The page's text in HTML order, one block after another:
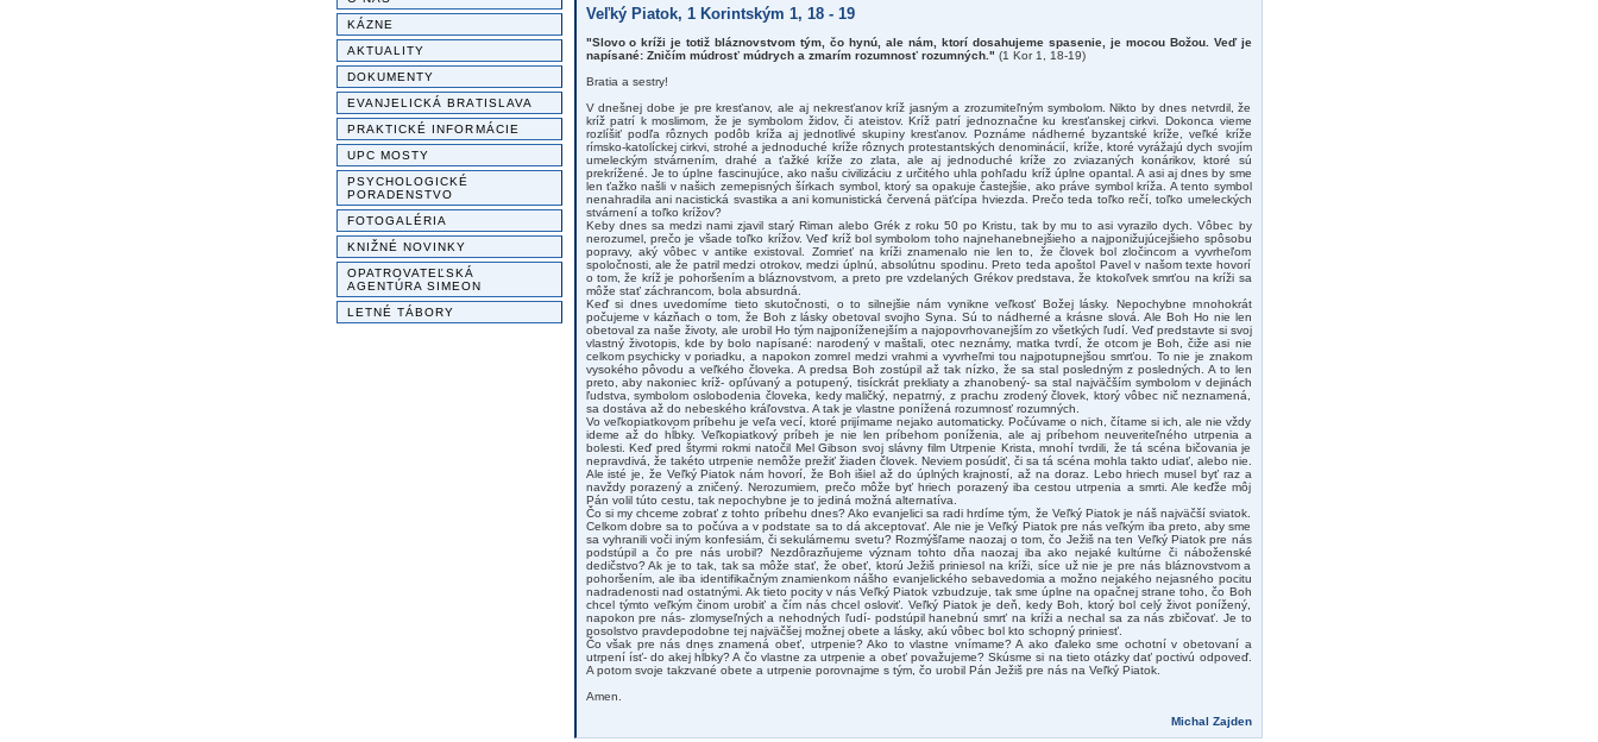
KÁZNE
AKTUALITY
DOKUMENTY
EVANJELICKÁ BRATISLAVA
PRAKTICKÉ INFORMÁCIE
UPC MOSTY
PSYCHOLOGICKÉ
PORADENSTVO
FOTOGALÉRIA
KNIŽNÉ NOVINKY
OPATROVATEĽSKÁ
AGENTÚRA SIMEON
LETNÉ TÁBORY
Veľký Piatok, 1 Korintským 1, 18 - 19
"Slovo o kríži je totiž bláznovstvom tým, čo hynú, ale nám, ktorí dosahujeme spasenie, je mocou Božou. Veď je
napísané: Zničím múdrosť múdrych a zmarím rozumnosť rozumných." (1 Kor 1, 18-19)
Bratia a sestry!
V dnešnej dobe je pre kresťanov, ale aj nekresťanov kríž jasným a zrozumiteľným symbolom. Nikto by dnes netvrdil, že
kríž patrí k moslimom, že je symbolom židov, či ateistov. Kríž patrí jednoznačne ku kresťanskej cirkvi. Dokonca vieme
rozlíšiť podľa rôznych podôb kríža aj jednotlivé skupiny kresťanov. Poznáme nádherné byzantské kríže, veľké kríže
rímsko-katolíckej cirkvi, strohé a jednoduché kríže rôznych protestantských denominácií, kríže, ktoré vyrážajú dych svojím
umeleckým stvárnením, drahé a ťažké kríže zo zlata, ale aj jednoduché kríže zo zviazaných konárikov, ktoré sú
prekrížené. Je to úplne fascinujúce, ako našu civilizáciu z určitého uhla pohľadu kríž úplne opantal. A asi aj dnes by sme
len ťažko našli v našich zemepisných šírkach symbol, ktorý sa opakuje častejšie, ako práve symbol kríža. A tento symbol
nenahradila ani nacistická svastika a ani komunistická červená päťcípa hviezda. Prečo teda toľko rečí, toľko umeleckých
stvárnení a toľko krížov?
Keby dnes sa medzi nami zjavil starý Riman alebo Grék z roku 50 po Kristu, tak by mu to asi vyrazilo dych. Vôbec by
nerozumel, prečo je všade toľko krížov. Veď kríž bol symbolom toho najnehanebnejšieho a najponižujúcejšieho spôsobu
popravy, aký vôbec v antike existoval. Zomrieť na kríži znamenalo nie len to, že človek bol zločincom a vyvrheľom
spoločnosti, ale že patril medzi otrokov, medzi úplnú, absolútnu spodinu. Preto teda apoštol Pavel v našom texte hovorí
o tom, že kríž je pohoršením a bláznovstvom, a preto pre vzdelaných Grékov predstava, že ktokoľvek smrťou na kríži sa
môže stať záchrancom, bola absurdná.
Keď si dnes uvedomíme tieto skutočnosti, o to silnejšie nám vynikne veľkosť Božej lásky. Nepochybne mnohokrát
počujeme v kázňach o tom, že Boh z lásky obetoval svojho Syna. Sú to nádherné a krásne slová. Ale Boh Ho nie len
obetoval za naše životy, ale urobil Ho tým najponíženejším a najopovrhovanejším zo všetkých ľudí. Veď predstavte si svoj
vlastný životopis, kde by bolo napísané: narodený v maštali, otec neznámy, matka tvrdí, že otcom je Boh, čiže asi nie
celkom psychicky v poriadku, a napokon zomrel medzi vrahmi a vyvrheľmi tou najpotupnejšou smrťou. To nie je znakom
vysokého pôvodu a veľkého človeka. A predsa Boh zostúpil až tak nízko, že sa stal posledným z posledných. A to len
preto, aby nakoniec kríž- opľúvaný a potupený, tisíckrát prekliaty a zhanobený- sa stal najväčším symbolom v dejinách
ľudstva, symbolom oslobodenia človeka, kedy maličký, nepatrný, z prachu zrodený človek, ktorý vôbec nič neznamená,
sa dostáva až do nebeského kráľovstva. A tak je vlastne ponížená rozumnosť rozumných.
Vo veľkopiatkovom príbehu je veľa vecí, ktoré prijímame nejako automaticky. Počúvame o nich, čítame si ich, ale nie vždy
ideme až do hĺbky. Veľkopiatkový príbeh je nie len príbehom poníženia, ale aj príbehom neuveriteľného utrpenia a
bolesti. Keď pred štyrmi rokmi natočil Mel Gibson svoj slávny film Utrpenie Krista, mnohí tvrdili, že tá scéna bičovania je
nepravdivá, že takéto utrpenie nemôže prežiť žiaden človek. Neviem posúdiť, či sa tá scéna mohla takto udiať, alebo nie.
Ale isté je, že Veľký Piatok nám hovorí, že Boh išiel až do úplných krajností, až na doraz. Lebo hriech musel byť raz a
navždy porazený a zničený. Nerozumiem, prečo môže byť hriech porazený iba cestou utrpenia a smrti. Ale keďže môj
Pán volil túto cestu, tak nepochybne je to jediná možná alternatíva.
Čo si my chceme zobrať z tohto príbehu dnes? Ako evanjelici sa radi hrdíme tým, že Veľký Piatok je náš najväčší sviatok.
Celkom dobre sa to počúva a v podstate sa to dá akceptovať. Ale nie je Veľký Piatok pre nás veľkým iba preto, aby sme
sa vyhranili voči iným konfesiám, či sekulárnemu svetu? Rozmýšľame naozaj o tom, čo Ježiš na ten Veľký Piatok pre nás
podstúpil a čo pre nás urobil? Nezdôrazňujeme význam tohto dňa naozaj iba ako nejaké kultúrne či náboženské
dedičstvo? Ak je to tak, tak sa môže stať, že obeť, ktorú Ježiš priniesol na kríži, síce už nie je pre nás bláznovstvom a
pohoršením, ale iba identifikačným znamienkom nášho evanjelického sebavedomia a možno nejakého nejasného pocitu
nadradenosti nad ostatnými. Ak tieto pocity v nás Veľký Piatok vzbudzuje, tak sme úplne na opačnej strane toho, čo Boh
chcel týmto veľkým činom urobiť a čím nás chcel osloviť. Veľký Piatok je deň, kedy Boh, ktorý bol celý život ponížený,
napokon pre nás- zlomyseľných a nehodných ľudí- podstúpil hanebnú smrť na kríži a nechal sa za nás zbičovať. Je to
posolstvo pravdepodobne tej najväčšej možnej obete a lásky, akú vôbec bol kto schopný priniesť.
Čo však pre nás dnes znamená obeť, utrpenie? Ako to vlastne vnímame? A ako ďaleko sme ochotní v obetovaní a
utrpení ísť- do akej hĺbky? A čo vlastne za utrpenie a obeť považujeme? Skúsme si na tieto otázky dať poctivú odpoveď.
A potom svoje takzvané obete a utrpenie porovnajme s tým, čo urobil Pán Ježiš pre nás na Veľký Piatok.
Amen.
Michal Zajden